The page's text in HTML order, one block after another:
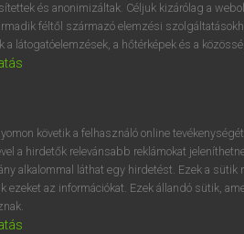
és anonimizáltak. Céljuk kizárólag a
féltől származó elemzési
a látogatóelemzések, a hőtérképek és a
követik a felhasználó online
a hirdetők relevánsabb reklámokat
alkalommal láthat egy hirdetést. Ezek a
ezeket az információkat. Ezek állandó sütik,
y x c v b n